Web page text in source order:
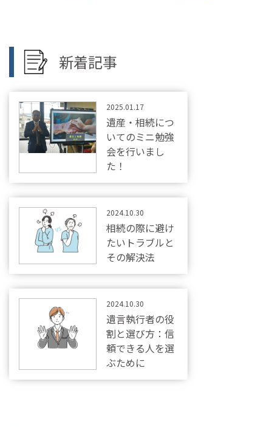
新着記事
2025.01.17
遺産・相続につ
いてのミニ勉強
会を行いまし
た！
2024.10.30
相続の際に避け
たいトラブルと
その解決法
2024.10.30
遺言執行者の役
割と選び方：信
頼できる人を選
ぶために